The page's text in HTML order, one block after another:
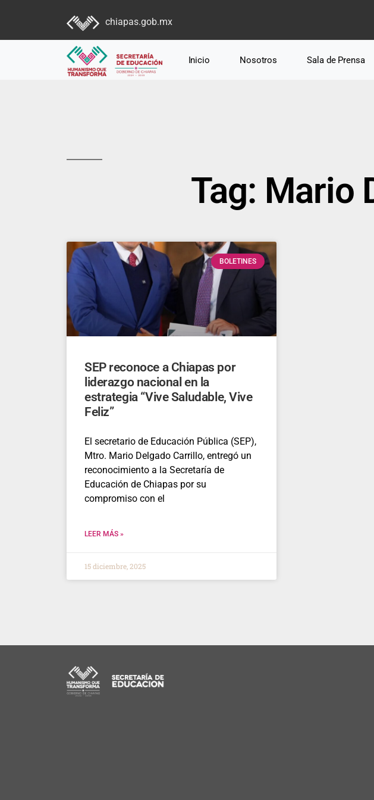
chiapas.gob.mx
Inicio Nosotros Sala de Prensa
Tag: Mario
BOLETINES
SEP reconoce a Chiapas por
liderazgo nacional en la
estrategia “Vive Saludable, Vive
Feliz”
El secretario de Educación Pública (SEP),
Mtro. Mario Delgado Carrillo, entregó un
reconocimiento a la Secretaría de
Educación de Chiapas por su
compromiso con el
LEER MÁS »
15 diciembre, 2025